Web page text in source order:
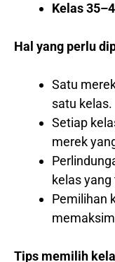
Kelas
Hal yang perlu
Satu
satu kelas.
Setiap
merek
kelas
Pemilihan
Tips memilih